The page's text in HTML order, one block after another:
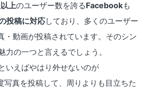
上のユーザー数を誇るFacebookも
投稿に対応しており、多くのユーザー
・動画が投稿されています。そのシン
力の一つと言えるでしょう。
いえばやはり外せないのが
写真を投稿して、周りよりも目立ちた